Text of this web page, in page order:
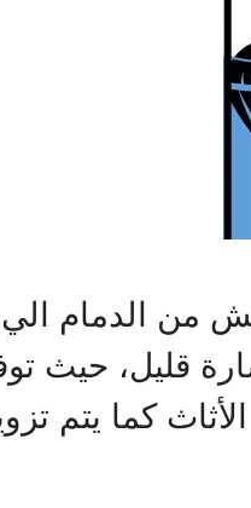
من الدمام
قليل، حيث
كما يتم